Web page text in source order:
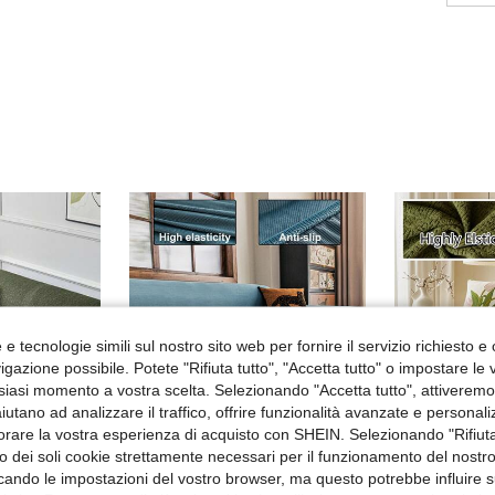
13
e tecnologie simili sul nostro sito web per fornire il servizio richiesto e
possibile. Potete "Rifiuta tutto", "Accetta tutto" o impostare le
momento a vostra scelta. Selezionando "Accetta tutto",
ad analizzare il traffico, offrire funzionalità avanzate e
la vostra esperienza di acquisto con SHEIN. Selezionando
dei soli cookie strettamente necessari per il funzionamento del
le impostazioni del vostro browser, ma questo potrebbe influire